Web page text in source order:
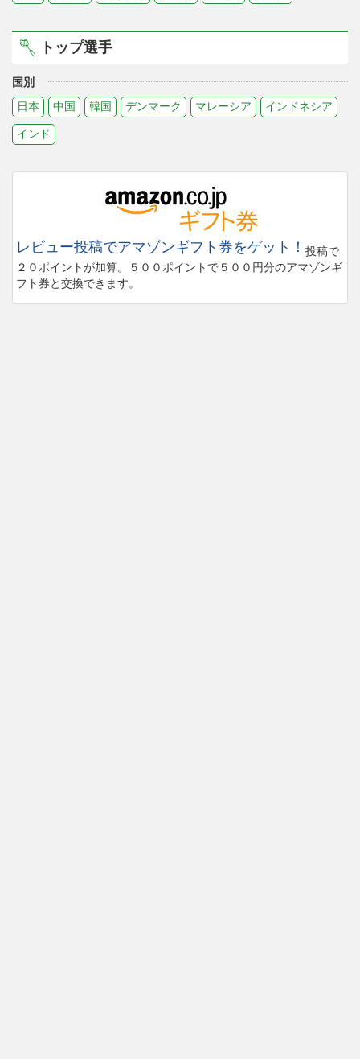
トップ選手
国別
日本
中国 韓国 デンマーク マレーシア インドネシア
インド
レビュー投稿でアマゾンギフト券をゲット！ 投稿で
２０ポイントが加算。５００ポイントで５００円分のアマゾンギ
フト券と交換できます。